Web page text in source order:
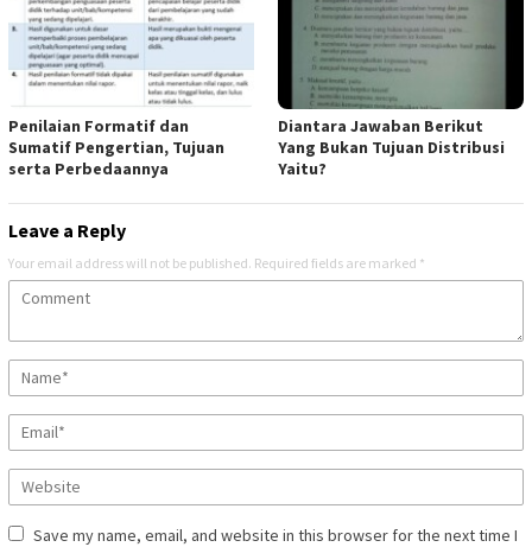
Penilaian Formatif dan
Sumatif Pengertian, Tujuan
serta Perbedaannya
Diantara Jawaban Berikut
Yang Bukan Tujuan Distribusi
Yaitu?
Leave a Reply
Your email address will not be published. Required fields are marked *
Save my name, email, and website in this browser for the next time I